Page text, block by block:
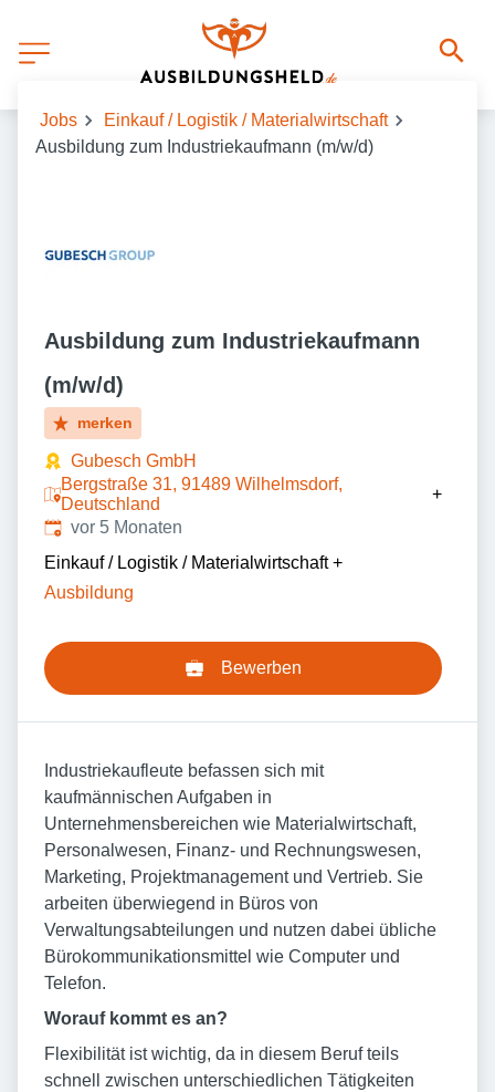
Jobs
Einkauf / Logistik / Materialwirtschaft
Ausbildung zum Industriekaufmann (m/w/d)
Ausbildung zum Industriekaufmann
(m/w/d)
merken
Gubesch GmbH
Bergstraße 31, 91489 Wilhelmsdorf,
Deutschland
+
Veröffentlicht:
vor 5 Monaten
Einkauf / Logistik / Materialwirtschaft +
Ausbildung
Bewerben
Industriekaufleute befassen sich mit
kaufmännischen Aufgaben in
Unternehmensbereichen wie Materialwirtschaft,
Personalwesen, Finanz- und Rechnungswesen,
Marketing, Projektmanagement und Vertrieb. Sie
arbeiten überwiegend in Büros von
Verwaltungsabteilungen und nutzen dabei übliche
Bürokommunikationsmittel wie Computer und
Telefon.
Worauf kommt es an?
Flexibilität ist wichtig, da in diesem Beruf teils
schnell zwischen unterschiedlichen Tätigkeiten